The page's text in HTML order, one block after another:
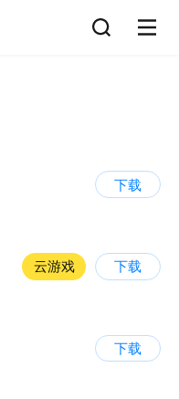
下载
云游戏 下载
下载